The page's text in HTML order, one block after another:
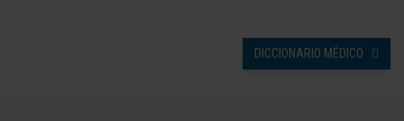
DICCIONARIO MÉDICO